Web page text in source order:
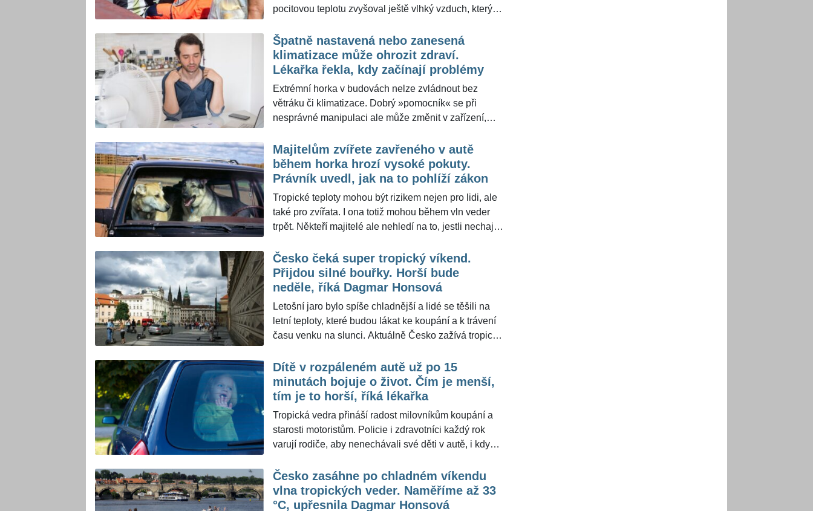
pocitovou teplotu zvyšoval ještě vlhký vzduch, který
záchranářům, kteří vyjíždějí mnohem častěji ke
zdravotním kolapsům právě kvůli horku. Tisková
mluvčí pražské Záchranné služby Jana Poštová
lidé rozhodně měli poslouchat tělo – pomůže odejít z
daného prostředí, tedy z přímého slunce nebo z
ne zase moc, doplňovat tekutiny," řekla pro
ŽivotvČesku.cz.
Špatně nastavená nebo zanesená
klimatizace může ohrozit zdraví.
Lékařka řekla, kdy začínají problémy
Extrémní horka v budovách nelze zvládnout bez
větráku či klimatizace. Dobrý »​pomocník« se při
nesprávné manipulaci ale může změnit v zařízení,
klimatizace by měla by měla být nastavena tak, aby
rozdíl mezi venkovní a vnitřní teplotou nebyl větší než
6 stupňů Celsia," potvrdila pro ŽivotvČesku.cz
nastavená teplota ale není jediným problémem, který
může klimatizace přinést.
Majitelům zvířete zavřeného v autě
během horka hrozí vysoké pokuty.
Právník uvedl, jak na to pohlíží zákon
Tropické teploty mohou být rizikem nejen pro lidi, ale
také pro zvířata. I ona totiž mohou během vln veder
trpět. Někteří majitelé ale nehledí na to, jestli nechají
v autě, když vyráží na nákupy. Takové jednání však
může někdy mít i vážné následky. V některých
případech hrozí nezodpovědným »páníčkům« také
autě může být přestupkem dle zákona na ochranu
zvířat proti týrání s možnou pokutou až do výše 1
milionu korun," řekl pro ŽivotvČesku.cz advokát Petr
Česko čeká super tropický víkend.
Přijdou silné bouřky. Horší bude
neděle, říká Dagmar Honsová
Letošní jaro bylo spíše chladnější a lidé se těšili na
letní teploty, které budou lákat ke koupání a k trávení
času venku na slunci. Aktuálně Česko zažívá tropické
vydal dokonce výstrahu týkající se vysokých teplot.
Ani víkend nepřinese teplotní změnu. "Numerické
modely ukazují, že 35 °C bude po oba dny. Obávám
se, že horší to pro nás bude v neděli, protože budeme
mít za sebou i tropickou noc, místy nebude teplota
klesat pod 20 °C a k tomu se bude ještě zvyšovat
vlhkost vzduchu," vyjádřila se Dagmar Honsová pro
Dítě v rozpáleném autě už po 15
minutách bojuje o život. Čím je menší,
tím je to horší, říká lékařka
Tropická vedra přináší radost milovníkům koupání a
starosti motoristům. Policie i zdravotníci každý rok
varují rodiče, aby nenechávali své děti v autě, i když
autě začíná už po patnácti minutách boj o život. "Čím
je dítě menší, tím více hrozí dehydratace organismu,"
uvedla pro ŽivotvČesku.cz dětská lékařka Kateřina
Česko zasáhne po chladném víkendu
vlna tropických veder. Naměříme až 33
°C, upřesnila Dagmar Honsová